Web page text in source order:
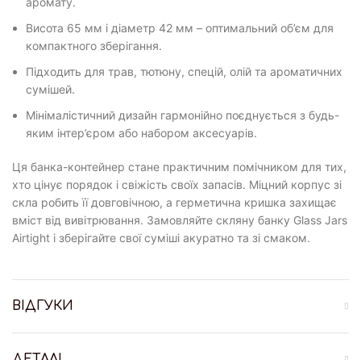
Висота 65 мм і діаметр 42 мм – оптимальний об’єм для
компактного зберігання.
Підходить для трав, тютюну, спецій, олій та ароматичних
сумішей.
Мінімалістичний дизайн гармонійно поєднується з будь-
яким інтер’єром або набором аксесуарів.
Ця банка-контейнер стане практичним помічником для тих,
хто цінує порядок і свіжість своїх запасів. Міцний корпус зі
скла робить її довговічною, а герметична кришка захищає
вміст від вивітрювання. Замовляйте скляну банку Glass Jars
Airtight і зберігайте свої суміші акуратно та зі смаком.
ВІДГУКИ